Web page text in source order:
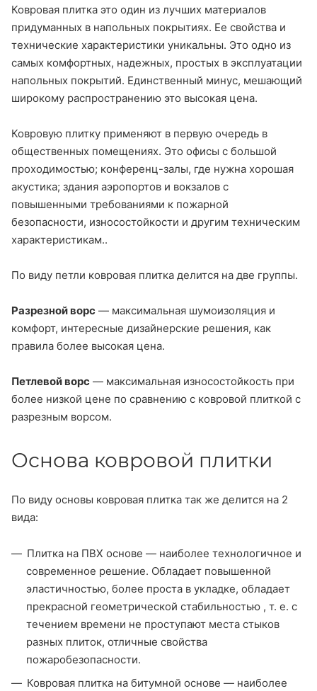
Ковровая плитка это один из лучших материалов
придуманных в напольных покрытиях. Ее свойства и
технические характеристики уникальны. Это одно из
самых комфортных, надежных, простых в эксплуатации
напольных покрытий. Единственный минус, мешающий
широкому распространению это высокая цена.
Ковровую плитку применяют в первую очередь в
общественных помещениях. Это офисы с большой
проходимостью; конференц-залы, где нужна хорошая
акустика; здания аэропортов и вокзалов с
повышенными требованиями к пожарной
безопасности, износостойкости и другим техническим
характеристикам..
По виду петли ковровая плитка делится на две группы.
Разрезной ворс — максимальная шумоизоляция и
комфорт, интересные дизайнерские решения, как
правила более высокая цена.
Петлевой ворс — максимальная износостойкость при
более низкой цене по сравнению с ковровой плиткой с
разрезным ворсом.
Основа ковровой плитки
По виду основы ковровая плитка так же делится на 2
вида:
Плитка на ПВХ основе — наиболее технологичное и
современное решение. Обладает повышенной
эластичностью, более проста в укладке, обладает
прекрасной геометрической стабильностью , т. е. с
течением времени не проступают места стыков
разных плиток, отличные свойства
пожаробезопасности.
Ковровая плитка на битумной основе — наиболее